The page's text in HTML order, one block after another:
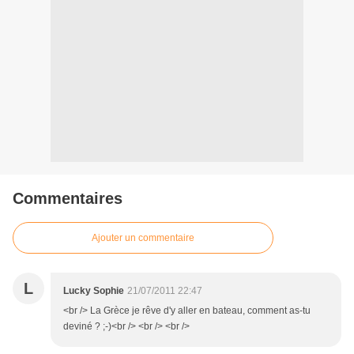
Commentaires
Ajouter un commentaire
L Lucky Sophie 21/07/2011 22:47
<br /> La Grèce je rêve d'y aller en bateau, comment as-tu
deviné ? ;-)<br /> <br /> <br />